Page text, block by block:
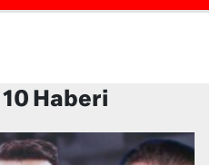
Haberi